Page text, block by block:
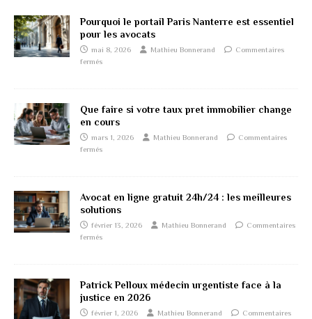
Pourquoi le portail Paris Nanterre est essentiel
pour les avocats
mai 8, 2026 Mathieu Bonnerand
Commentaires
fermés
Que faire si votre taux pret immobilier change
en cours
mars 1, 2026 Mathieu Bonnerand
Commentaires
fermés
Avocat en ligne gratuit 24h/24 : les meilleures
solutions
février 13, 2026 Mathieu Bonnerand
Commentaires
fermés
Patrick Pelloux médecin urgentiste face à la
justice en 2026
février 1, 2026 Mathieu Bonnerand
Commentaires